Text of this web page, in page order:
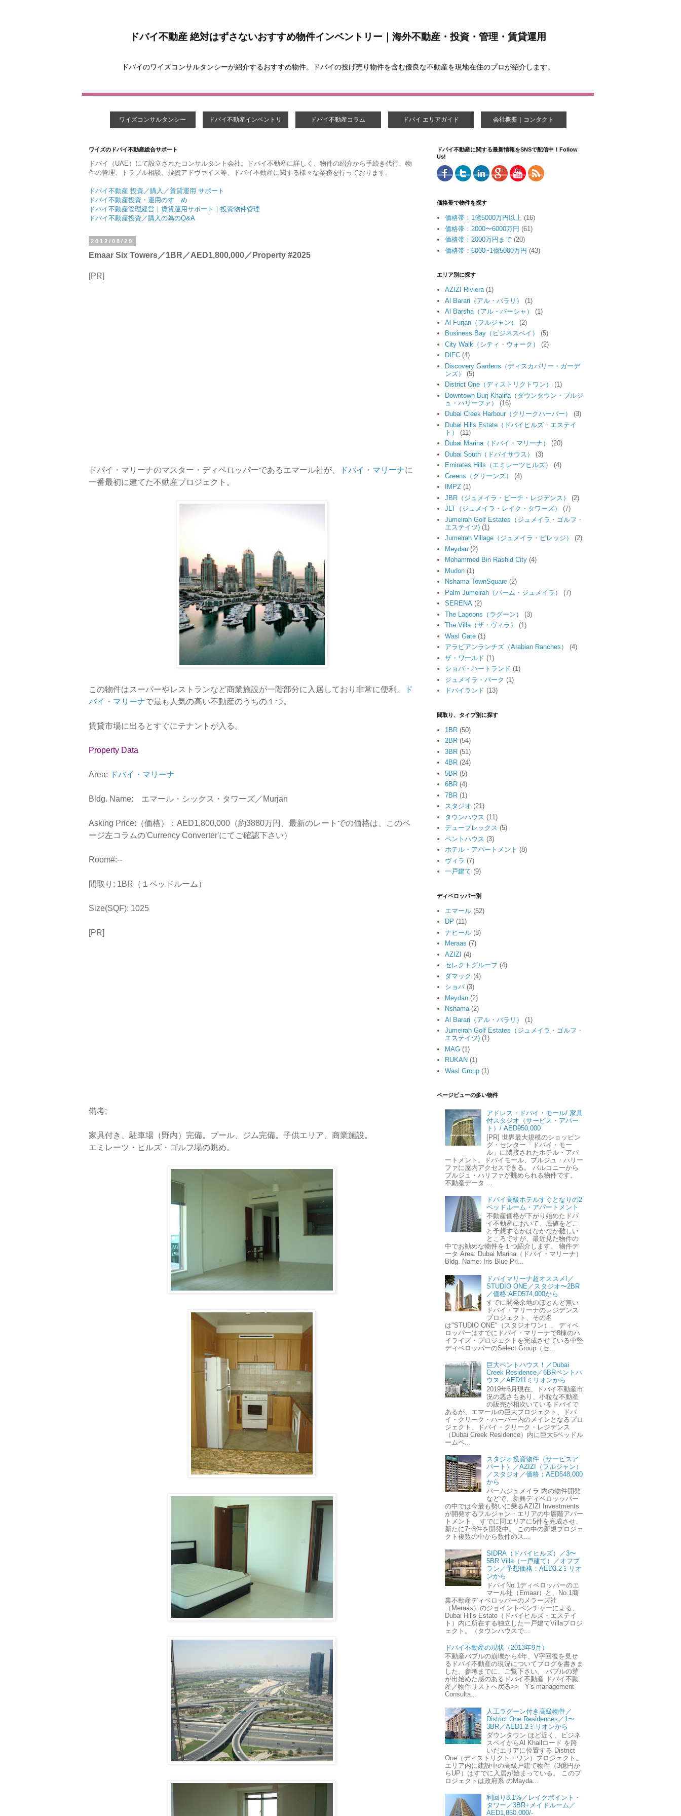
ドバイ不動産 絶対はずさないおすすめ物件インベントリー｜海外不動産・投資・管理・賃貸運用
ドバイのワイズコンサルタンシーが紹介するおすすめ物件。ドバイの投げ売り物件を含む優良な不動産を現地在住のプロが紹介します。
ワイズコンサルタンシー ドバイ不動産インベントリ ドバイ不動産コラム ドバイ エリアガイド 会社概要｜コンタクト
ワイズのドバイ不動産総合サポート
ドバイ（UAE）にて設立されたコンサルタント会社。ドバイ不動産に詳しく、物件の紹介から手続き代行、物
件の管理、トラブル相談、投資アドヴァイス等、ドバイ不動産に関する様々な業務を行っております。
ドバイ不動産 投資／購入／賃貸運用 サポート
ドバイ不動産投資・運用のすゝめ
ドバイ不動産管理経営｜賃貸運用サポート｜投資物件管理
ドバイ不動産投資／購入の為のQ&A
2012/08/29
Emaar Six Towers／1BR／AED1,800,000／Property #2025
[PR]
ドバイ・マリーナのマスター・ディベロッパーであるエマール社が、 ドバイ・マリーナに
一番最初に建てた不動産プロジェクト。
この物件はスーパーやレストランなど商業施設が一階部分に入居しており非常に便利。
ド
バイ・マリーナで最も人気の高い不動産のうちの１つ。
賃貸市場に出るとすぐにテナントが入る。
Property Data
Area: ドバイ・マリーナ
Bldg. Name: エマール・シックス・タワーズ／Murjan
Asking Price:（価格）：AED1,800,000（約3880万円、最新のレートでの価格は、このペ
ージ左コラムの'Currency Converter'にてご確認下さい）
Room#:--
間取り: 1BR（１ベッドルーム）
Size(SQF): 1025
[PR]
備考;
家具付き、駐車場（野内）完備。プール、ジム完備。子供エリア、商業施設。
エミレーツ・ヒルズ・ゴルフ場の眺め。
ドバイ不動産に関する最新情報をSNSで配信中！Follow
Us!
価格帯で物件を探す
価格帯：1億5000万円以上 (16)
価格帯：2000〜6000万円 (61)
価格帯：2000万円まで (20)
価格帯：6000~1億5000万円 (43)
エリア別に探す
AZIZI Riviera (1)
Al Barari（アル・バラリ）
(1)
Al Barsha（アル・バーシャ）
(1)
Al Furjan（フルジャン）
(2)
Business Bay（ビジネスベイ）
(5)
City Walk（シティ・ウォーク）
(2)
DIFC (4)
Discovery Gardens（ディスカバリー・ガーデ
ンズ）
(5)
District One（ディストリクトワン）
(1)
Downtown Burj Khalifa（ダウンタウン・ブルジ
ュ・ハリーファ）
(16)
Dubai Creek Harbour（クリークハーバー）
(3)
Dubai Hills Estate（ドバイヒルズ・エステイ
ト）
(11)
Dubai Marina（ドバイ・マリーナ）
(20)
Dubai South（ドバイサウス）
(3)
Emirates Hills（エミレーツヒルズ）
(4)
Greens（グリーンズ）
(4)
IMPZ (1)
JBR（ジュメイラ・ビーチ・レジデンス）
(2)
JLT（ジュメイラ・レイク・タワーズ）
(7)
Jumeirah Golf Estates（ジュメイラ・ゴルフ・
エステイツ) (1)
Jumeirah Village（ジュメイラ・ビレッジ）
(2)
Meydan (2)
Mohammed Bin Rashid City (4)
Mudon (1)
Nshama TownSquare (2)
Palm Jumeirah（パーム・ジュメイラ）
(7)
SERENA (2)
The Lagoons（ラグーン）
(3)
The Villa（ザ・ヴィラ）
(1)
Wasl Gate (1)
アラビアンランチズ（Arabian Ranches）
(4)
ザ・ワールド (1)
ショバ・ハートランド (1)
ジュメイラ・パーク (1)
ドバイランド (13)
間取り、タイプ別に探す
1BR (50)
2BR (54)
3BR (51)
4BR (24)
5BR (5)
6BR (4)
7BR (1)
スタジオ (21)
タウンハウス (11)
デュープレックス (5)
ペントハウス (3)
ホテル・アパートメント (8)
ヴィラ (7)
一戸建て (9)
ディベロッパー別
エマール (52)
DP (11)
ナヒール (8)
Meraas (7)
AZIZI (4)
セレクトグループ (4)
ダマック (4)
ショバ (3)
Meydan (2)
Nshama (2)
Al Barari（アル・バラリ）
(1)
Jumeirah Golf Estates（ジュメイラ・ゴルフ・
エステイツ) (1)
MAG (1)
RUKAN (1)
Wasl Group (1)
ページビューの多い物件
アドレス・ドバイ・モール/ 家具
付スタジオ（サービス・アパー
ト）/ AED950,000
[PR] 世界最大規模のショッピン
グ・センター「ドバイ・モー
ル」に隣接されたホテル・アパ
ートメント。ドバイモール、ブルジュ・ハリー
ファに屋内アクセスできる。 バルコニーから
ブルジュ・ハリファが眺められる物件です。
不動産データ ...
ドバイ高級ホテルすぐとなりの2
ベッドルーム・アパートメント
不動産価格が下がり始めたドバ
イ不動産において、底値をどこ
と予想するかはなかなか難しい
ところですが、最近見た物件の
中でお勧めな物件を１つ紹介します。 物件デ
ータ Area: Dubai Marina（ドバイ・マリーナ）
Bldg. Name: Iris Blue Pri...
ドバイマリーナ超オススメ!／
STUDIO ONE／スタジオ〜2BR
／価格:AED574,000から
すでに開発余地のほとんど無い
ドバイ・マリーナのレジデンス
プロジェクト、その名
は"STUDIO ONE"（スタジオワン）。 ディベ
ロッパーはすでにドバイ・マリーナで8棟のハ
イライズ・プロジェクトを完成させている中堅
ディベロッパーのSelect Group（セ...
巨大ペントハウス！／Dubai
Creek Residence／6BRペントハ
ウス／AED11ミリオンから
2019年6月現在、ドバイ不動産市
況の悪さもあり、小粒な不動産
の販売が相次いているドバイで
あるが、エマールの巨大プロジェクト、ドバ
イ・クリーク・ハーバー内のメインとなるプロ
ジェクト、ドバイ・クリーク・レジデンス
（Dubai Creek Residence）内に巨大6ベッドル
ームペ...
スタジオ投資物件（サービスア
パート）／AZIZI（フルジャン）
／スタジオ／価格：AED548,000
から
パームジュメイラ 内の物件開発
などで、新興ディベロッッパー
の中では今最も勢いに乗るAZIZI Investments
が開発するフルジャン・エリアの中層階アパー
トメント。 すでに同エリアに5件を完成させ、
新たに7~8件を開発中。 この中の新規プロジェ
クト複数の中から数件のス...
SIDRA（ドバイヒルズ）／3〜
5BR Villa（一戸建て）／オフプ
ラン／予想価格：AED3.2ミリオ
ンから
ドバイNo.1ディベロッパーのエ
マール社（Emaar）と、No.1商
業不動産ディベロッパーのメラーズ社
（Meraas）のジョイントベンチャーによる、
Dubai Hills Estate（ドバイヒルズ・エステイ
ト）内に所在する独立した一戸建てVillaプロジ
ェクト。（タウンハウスで...
ドバイ不動産の現状（2013年9月）
不動産バブルの崩壊から4年、V字回復を見せ
るドバイ不動産の現況についてブログを書きま
した。参考までに、ご覧下さい。 バブルの芽
が出始めた感のあるドバイ不動産 ドバイ不動
産／物件リストへ戻る>> Y's management
Consulta...
人工ラグーン付き高級物件／
District One Residences／1〜
3BR／AED1.2ミリオンから
ダウンタウン ほど近く、ビジネ
スベイからAl Khailロード を跨
いだエリアに位置する District
One（ディストリクト・ワン）プロジェクト。
エリア内に建設中の高級戸建て物件（3億円か
らUP）はすでに入居が始まっている。 このプ
ロジェクトは政府系 のMayda...
利回り8.1%／レイクポイント・
タワー／3BR+メイドルーム／
AED1,850,000/-